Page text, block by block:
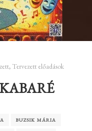
, Tervezett előadások
BUZSIK MÁRIA